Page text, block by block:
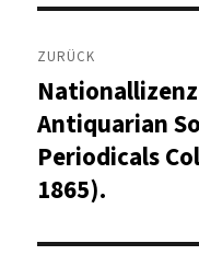
ZURÜCK
Vorheriger
Beitrag:
Antiquarian
Periodicals
1865).